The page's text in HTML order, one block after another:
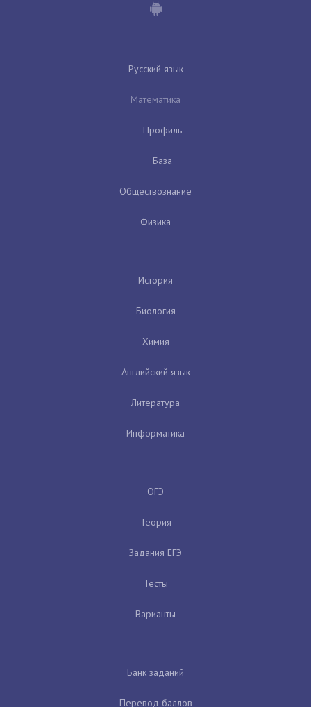
Русский язык
Математика
Профиль
База
Обществознание
Физика
История
Биология
Химия
Английский язык
Литература
Информатика
ОГЭ
Теория
Задания ЕГЭ
Тесты
Варианты
Банк заданий
Перевод баллов